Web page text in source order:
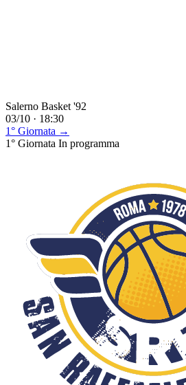
Salerno Basket '92
03/10 · 18:30
1° Giornata →
1° Giornata In programma